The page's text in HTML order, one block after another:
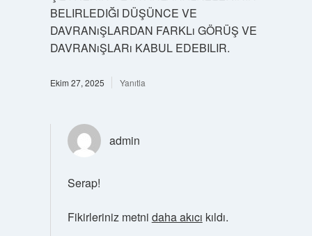
BELIRLEDIĞI DÜŞÜNCE VE
DAVRANıŞLARDAN FARKLı GÖRÜŞ VE
DAVRANıŞLARı KABUL EDEBILIR.
Ekim 27, 2025 Yanıtla
admin
Serap!
Fikirleriniz metni daha akıcı kıldı.